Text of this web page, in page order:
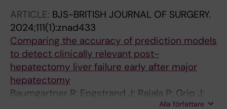
Starlinger P
Bjornsson B; Gilg S
ARTICLE: BJS-BRITISH JOURNAL OF SURGERY.
2024;111(1):znad433
Comparing the accuracy of prediction models
to detect clinically relevant post-
hepatectomy liver failure early after major
hepatectomy
Baumgartner R; Engstrand J; Rajala P; Grip J;
Alla författare